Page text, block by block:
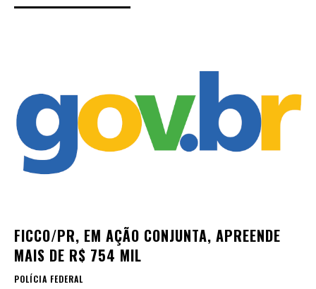
FICCO/PR, EM AÇÃO CONJUNTA, APREENDE
MAIS DE R$ 754 MIL
POLÍCIA FEDERAL